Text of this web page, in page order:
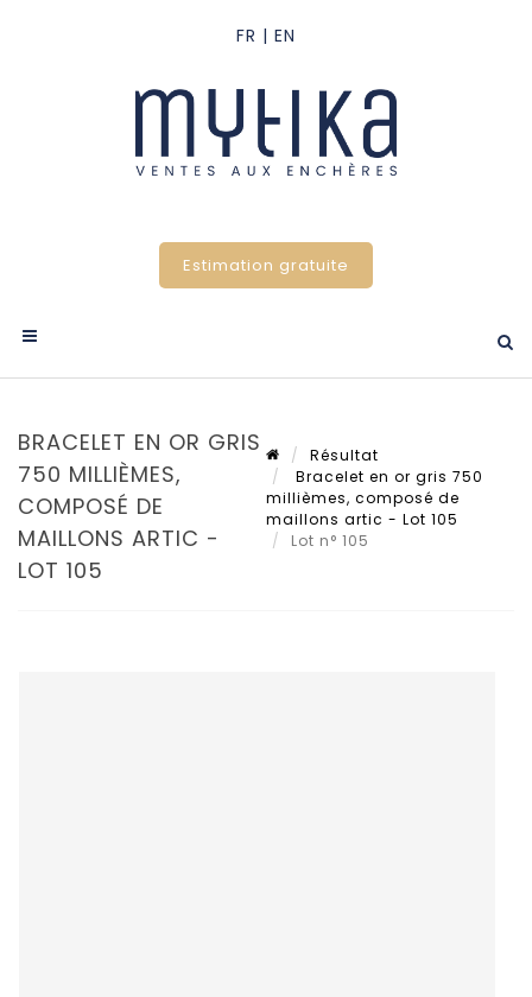
Estimation gratuite
BRACELET EN OR GRIS
750 MILLIÈMES,
COMPOSÉ DE
MAILLONS ARTIC -
LOT 105
Résultat
Bracelet en or gris 750
millièmes, composé de
maillons artic - Lot 105
Lot n° 105